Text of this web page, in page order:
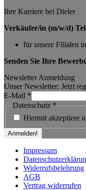
Ihre Karriere bei Dieler
Verkäufer/in (m/w/d)
für unsere Filialen
Senden Sie Ihre
Newsletter Anmeldung
Unser Newsletter: Jetzt
E-Mail *
Datenschutz *
Hiermit akzeptiere
Impressum
Widerrufsbelehrung
AGB
Vertrag widerrufen